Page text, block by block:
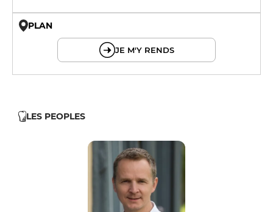
PLAN
JE M'Y RENDS
LES PEOPLES